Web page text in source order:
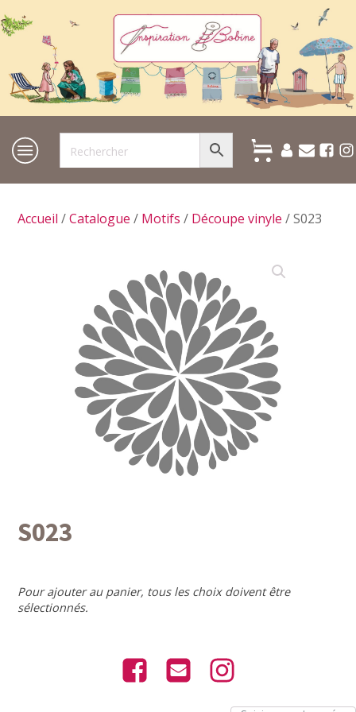
Accueil /Catalogue / Motifs / Découpe vinyle / S023
S023
Pour ajouter au panier, tous les choix doivent être
sélectionnés.